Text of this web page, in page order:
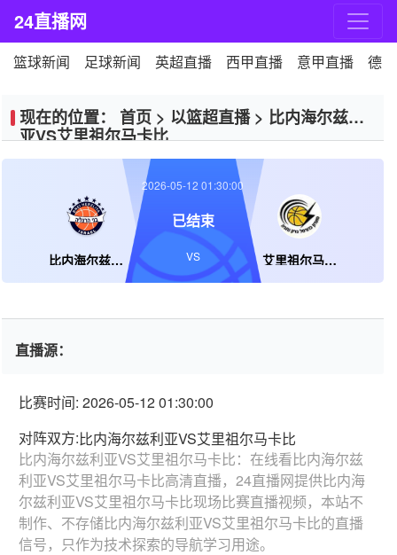
24直播网
篮球新闻 足球新闻 英超直播 西甲直播 意甲直播 德
现在的位置： 首页 > 以篮超直播> 比内海尔兹利
亚VS艾里祖尔马卡比
比内海尔兹利亚 艾里祖尔马卡比
2026-05-12 01:30:00
已结束
VS
直播源：
比赛时间: 2026-05-12 01:30:00
对阵双方:比内海尔兹利亚VS艾里祖尔马卡比
比内海尔兹利亚VS艾里祖尔马卡比：在线看比内海尔兹
利亚VS艾里祖尔马卡比高清直播，24直播网提供比内海
尔兹利亚VS艾里祖尔马卡比现场比赛直播视频，本站不
制作、不存储比内海尔兹利亚VS艾里祖尔马卡比的直播
信号，只作为技术探索的导航学习用途。